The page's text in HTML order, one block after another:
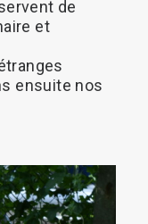
de
et
ensuite nos